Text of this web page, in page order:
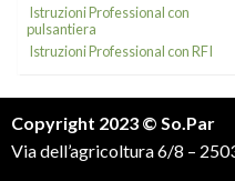
Istruzioni Professional con
pulsantiera
Istruzioni Professional con RFI
Copyright 2023 © So.Par
Via dell’agricoltura 6/8 –